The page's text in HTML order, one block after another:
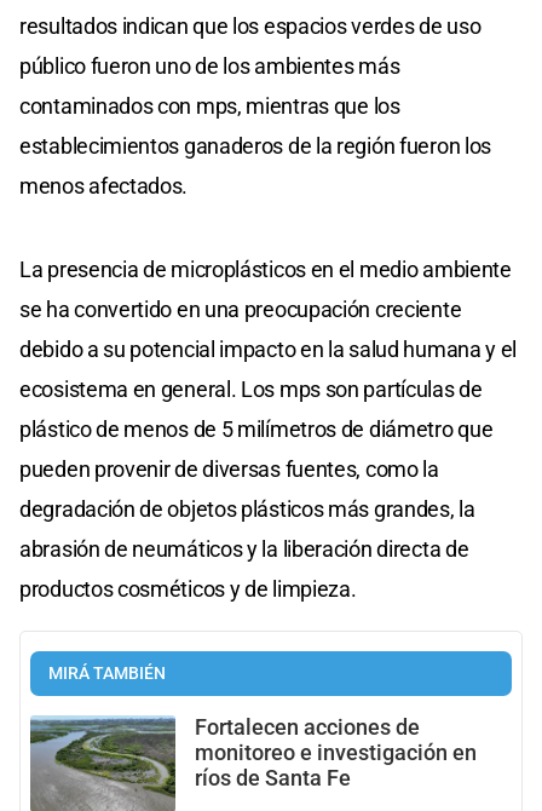
resultados indican que los espacios verdes de uso
público fueron uno de los ambientes más
contaminados con mps, mientras que los
establecimientos ganaderos de la región fueron los
menos afectados.
La presencia de microplásticos en el medio ambiente
se ha convertido en una preocupación creciente
debido a su potencial impacto en la salud humana y el
ecosistema en general. Los mps son partículas de
plástico de menos de 5 milímetros de diámetro que
pueden provenir de diversas fuentes, como la
degradación de objetos plásticos más grandes, la
abrasión de neumáticos y la liberación directa de
productos cosméticos y de limpieza.
MIRÁ TAMBIÉN
Fortalecen acciones de
monitoreo e investigación en
ríos de Santa Fe